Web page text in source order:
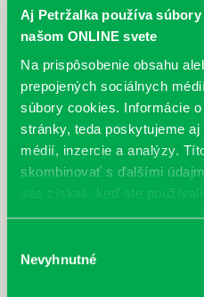
Aj Petržalka používa
našom ONLINE svete
Na prispôsobenie obsahu
prepojených sociálnych
súbory cookies. Informácie
stránky, teda poskytujeme
médií, inzercie a analýzy.
skombinovať s ďalšími
vás získali, keď ste používali
súhlasu
Nevyhnutné